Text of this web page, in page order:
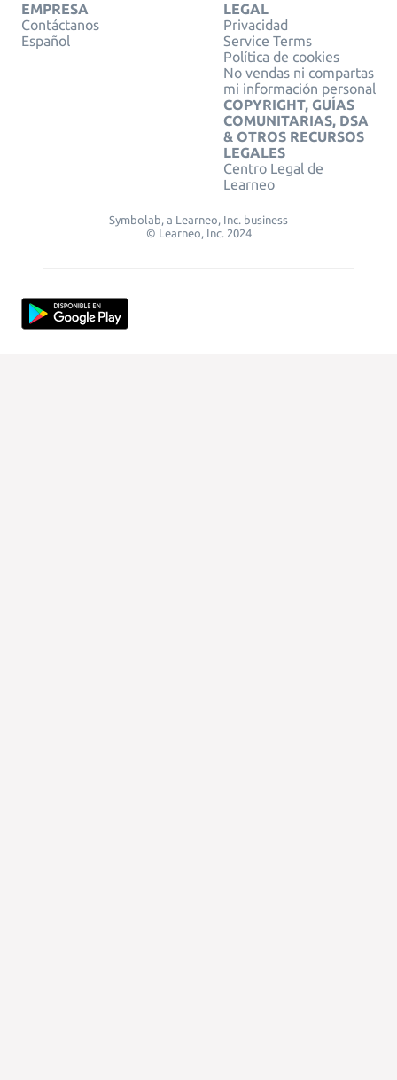
EMPRESA
Contáctanos
Español
LEGAL
Privacidad
Service Terms
Política de cookies
No vendas ni compartas
mi información personal
COPYRIGHT, GUÍAS
COMUNITARIAS, DSA
& OTROS RECURSOS
LEGALES
Centro Legal de
Learneo
Symbolab, a Learneo, Inc. business
© Learneo, Inc. 2024